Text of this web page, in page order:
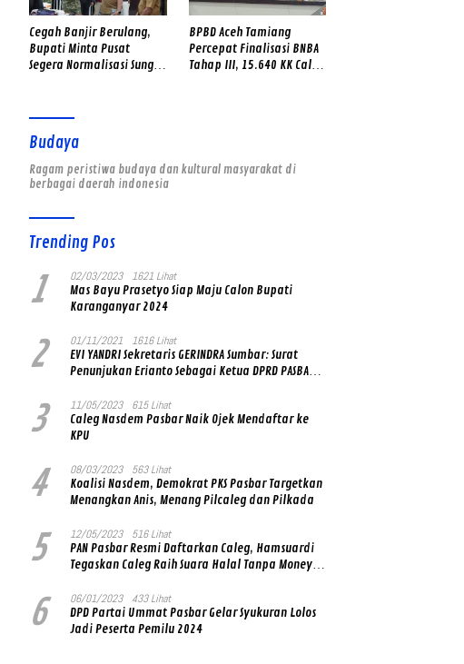
Cegah Banjir Berulang,
Bupati Minta Pusat
Segera Normalisasi Sungai
BPBD Aceh Tamiang
Percepat Finalisasi BNBA
Tahap III, 15.640 KK Calon
Budaya
Ragam peristiwa budaya dan kultural masyarakat di
berbagai daerah indonesia
Trending Pos
1 02/03/2023 1621 Lihat
Mas Bayu Prasetyo Siap Maju Calon Bupati
Karanganyar 2024
2 01/11/2021 1616 Lihat
EVI YANDRI Sekretaris GERINDRA Sumbar: Surat
Penunjukan Erianto Sebagai Ketua DPRD PASBAR
Prabowo Subianto
3 11/05/2023 615 Lihat
Caleg Nasdem Pasbar Naik Ojek Mendaftar ke
KPU
4 08/03/2023 563 Lihat
Koalisi Nasdem, Demokrat PKS Pasbar Targetkan
Menangkan Anis, Menang Pilcaleg dan Pilkada
5 12/05/2023 516 Lihat
PAN Pasbar Resmi Daftarkan Caleg, Hamsuardi
Tegaskan Caleg Raih Suara Halal Tanpa Money
6 06/01/2023 433 Lihat
DPD Partai Ummat Pasbar Gelar Syukuran Lolos
Jadi Peserta Pemilu 2024